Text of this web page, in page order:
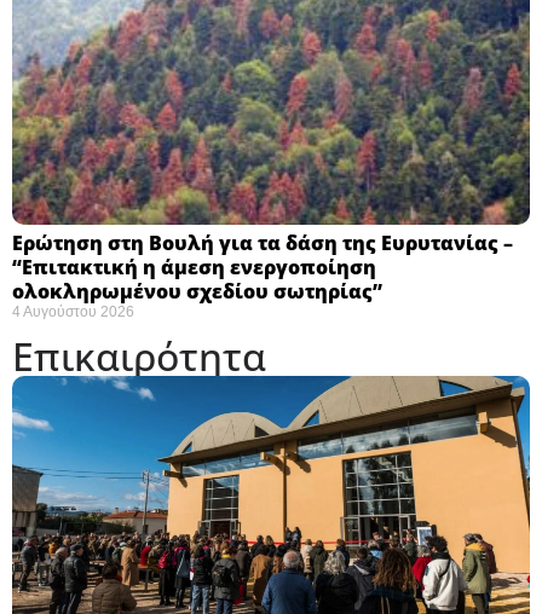
Ερώτηση στη Βουλή για τα δάση της Ευρυτανίας –
“Eπιτακτική η άμεση ενεργοποίηση
ολοκληρωμένου σχεδίου σωτηρίας”
4 Αυγούστου 2026
Επικαιρότητα